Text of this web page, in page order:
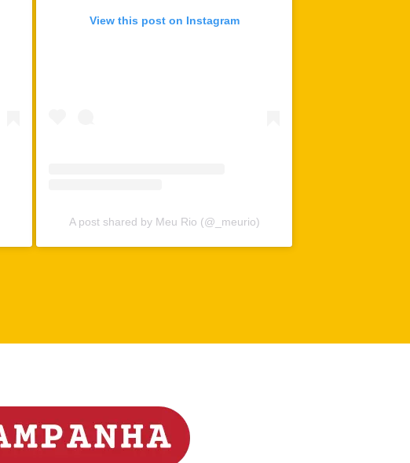
View this post on Instagram
A post shared by Meu Rio (@_meurio)